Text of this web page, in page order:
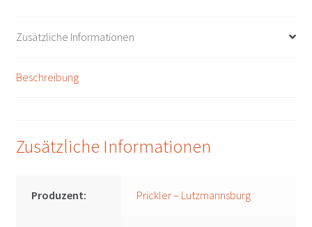
Menge
Zusätzliche Informationen
Beschreibung
Zusätzliche Informationen
Produzent: Prickler – Lutzmannsburg